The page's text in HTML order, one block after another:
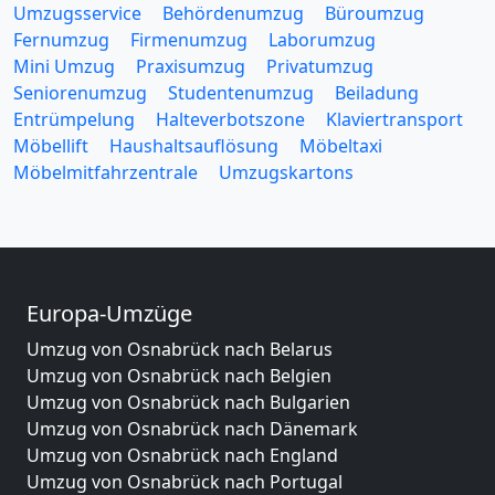
Umzugsservice Behördenumzug
Büroumzug
Fernumzug
Firmenumzug
Laborumzug
Mini Umzug
Praxisumzug
Privatumzug
Seniorenumzug
Studentenumzug
Beiladung
Entrümpelung
Halteverbotszone
Klaviertransport
Möbellift
Haushaltsauflösung
Möbeltaxi
Möbelmitfahrzentrale
Umzugskartons
Europa-Umzüge
Umzug von Osnabrück nach Belarus
Umzug von Osnabrück nach Belgien
Umzug von Osnabrück nach Bulgarien
Umzug von Osnabrück nach Dänemark
Umzug von Osnabrück nach England
Umzug von Osnabrück nach Portugal